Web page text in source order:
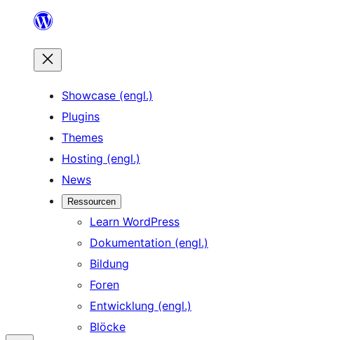
springen
Showcase (engl.)
Plugins
Themes
Hosting (engl.)
News
Ressourcen
Learn WordPress
Dokumentation (engl.)
Bildung
Foren
Entwicklung (engl.)
Blöcke